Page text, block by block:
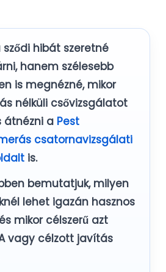
hibát szeretné
hanem szélesebb
is megnézné, mikor
nélküli csővizsgálatot
átnézni a Pest
csatornavizsgálati
is.
bemutatjuk, milyen
lehet igazán hasznos
mikor célszerű azt
vagy célzott javítás